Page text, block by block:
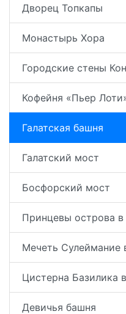
Дворец Топкапы
Монастырь Хора
Городские стены
Кофейня «Пьер
Галатская башня
Галатский мост
Босфорский мост
Принцевы острова
Мечеть Сулеймание
Цистерна Базилика
Девичья башня